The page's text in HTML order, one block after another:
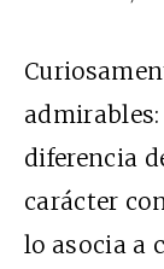
admirables:
diferencia
carácter
lo asocia a